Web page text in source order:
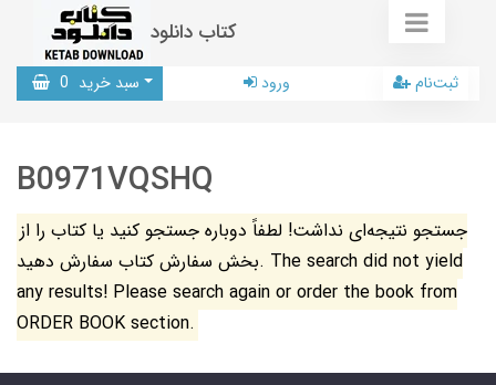
کتاب دانلود
سبد خرید 0 ورود ثبت‌نام
B0971VQSHQ
جستجو نتیجه‌ای نداشت! لطفاً دوباره جستجو کنید یا کتاب را از
بخش سفارش کتاب سفارش دهید. The search did not yield
any results! Please search again or order the book from
ORDER BOOK section.